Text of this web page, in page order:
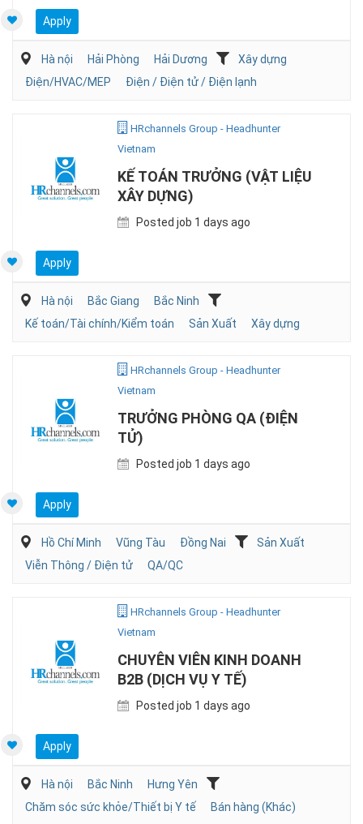
Apply
Hà nội Hải Phòng Hải Dương
Xây dựng
Điện/HVAC/MEP
Điện / Điện tử / Điện lạnh
HRchannels Group - Headhunter
Vietnam
KẾ TOÁN TRƯỞNG (VẬT LIỆU
XÂY DỰNG)
Posted job 1 days ago
Apply
Hà nội Bắc Giang
Bắc Ninh
Kế toán/Tài chính/Kiểm toán
Sản Xuất Xây dựng
HRchannels Group - Headhunter
Vietnam
TRƯỞNG PHÒNG QA (ĐIỆN
TỬ)
Posted job 1 days ago
Apply
Hồ Chí Minh Vũng Tàu Đồng Nai
Sản Xuất
Viễn Thông / Điện tử
QA/QC
HRchannels Group - Headhunter
Vietnam
CHUYÊN VIÊN KINH DOANH
B2B (DỊCH VỤ Y TẾ)
Posted job 1 days ago
Apply
Hà nội Bắc Ninh
Hưng Yên
Chăm sóc sức khỏe/Thiết bị Y tế
Bán hàng (Khác)